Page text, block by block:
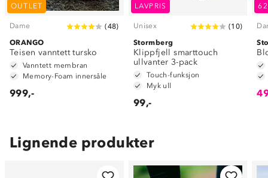
OUTLET
Dame (48)
ORANGO
Teisen vanntett tursko
Vanntett membran
Memory-Foam innersåle
999,-
LAVPRIS
Unisex (10)
Stormberg
Klippfjell smarttouch
ullvanter 3-pack
Touch-funksjon
Myk ull
99,-
Lignende produkter